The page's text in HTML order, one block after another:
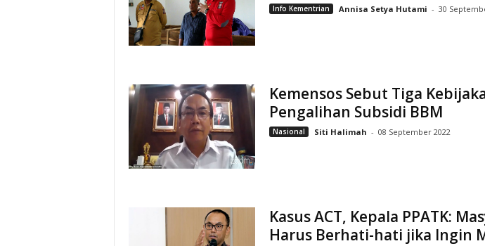
Info Kementrian Annisa Setya Hutami - 30
Kemensos Sebut Tiga
Pengalihan Subsidi BBM
Nasional Siti Halimah - 08 September 2022
Kasus ACT, Kepala PPATK:
Harus Berhati-hati jika Ingin